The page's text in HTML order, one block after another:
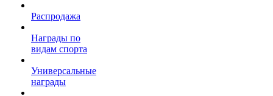
Распродажа
Награды по
видам спорта
Универсальные
награды